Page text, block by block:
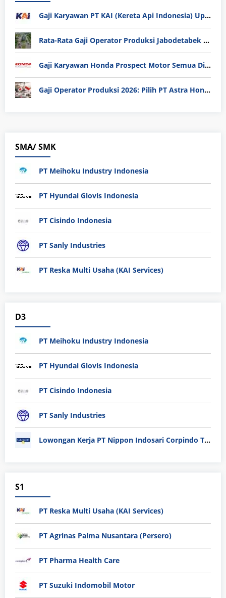
Gaji Karyawan PT KAI (Kereta Api Indonesia) Update 2025
Rata-Rata Gaji Operator Produksi Jabodetabek 2025: Bedah Tuntas UMK, Lemburan, dan Realita Hidup Buruh
Gaji Karyawan Honda Prospect Motor Semua Divisi
Gaji Operator Produksi 2026: Pilih PT Astra Honda Motor (AHM) atau Manufaktur di Jepang?
SMA/ SMK
PT Meihoku Industry Indonesia
PT Hyundai Glovis Indonesia
PT Cisindo Indonesia
PT Sanly Industries
PT Reska Multi Usaha (KAI Services)
D3
PT Meihoku Industry Indonesia
PT Hyundai Glovis Indonesia
PT Cisindo Indonesia
PT Sanly Industries
Lowongan Kerja PT Nippon Indosari Corpindo Tbk. Bulan Agustus 2026
S1
PT Reska Multi Usaha (KAI Services)
PT Agrinas Palma Nusantara (Persero)
PT Pharma Health Care
PT Suzuki Indomobil Motor